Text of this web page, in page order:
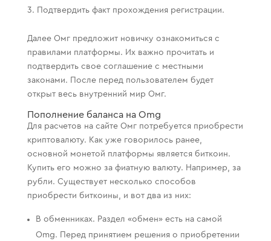
Подтвердить факт прохождения регистрации.
Далее Омг предложит новичку ознакомиться с
правилами платформы. Их важно прочитать и
подтвердить свое соглашение с местными
законами. После перед пользователем будет
открыт весь внутренний мир Омг.
Пополнение баланса на Omg
Для расчетов на сайте Омг потребуется приобрести
криптовалюту. Как уже говорилось ранее,
основной монетой платформы является биткоин.
Купить его можно за фиатную валюту. Например, за
рубли. Существует несколько способов
приобрести биткоины, и вот два из них:
В обменниках. Раздел «обмен» есть на самой
Omg. Перед принятием решения о приобретении